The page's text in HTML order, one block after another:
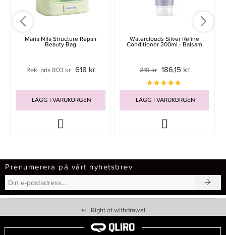
Maria Nila Structure Repair
Beauty Bag
Rek. pris 803 kr 618 kr
LÄGG I VARUKORGEN
Waterclouds Silver Refine
Conditioner 200ml - Balsam
219 kr 186,15 kr
LÄGG I VARUKORGEN
Prenumerera på vårt nyhetsbrev
↩ Right of withdrawal